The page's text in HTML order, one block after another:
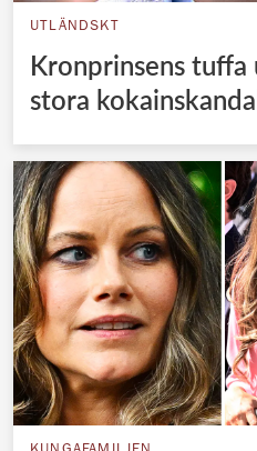
UTLÄNDSKT
Kronprinsens
stora